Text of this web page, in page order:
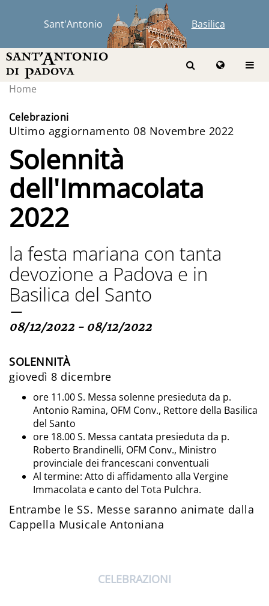
Sant'Antonio Basilica
Home
Celebrazioni
Ultimo aggiornamento 08 Novembre 2022
Solennità
dell'Immacolata
2022
la festa mariana con tanta
devozione a Padova e in
Basilica del Santo
—
08/12/2022 - 08/12/2022
SOLENNITÀ
giovedì 8 dicembre
ore 11.00 S. Messa solenne presieduta da p.
Antonio Ramina, OFM Conv., Rettore della Basilica
del Santo
ore 18.00 S. Messa cantata presieduta da p.
Roberto Brandinelli, OFM Conv., Ministro
provinciale dei francescani conventuali
Al termine: Atto di affidamento alla Vergine
Immacolata e canto del Tota Pulchra.
Entrambe le SS. Messe saranno animate dalla
Cappella Musicale Antoniana
CELEBRAZIONI